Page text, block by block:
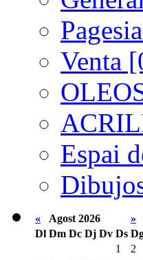
Venta
Espai
« Agost 2026
»
Dl Dm Dc Dj Dv Ds
1
2